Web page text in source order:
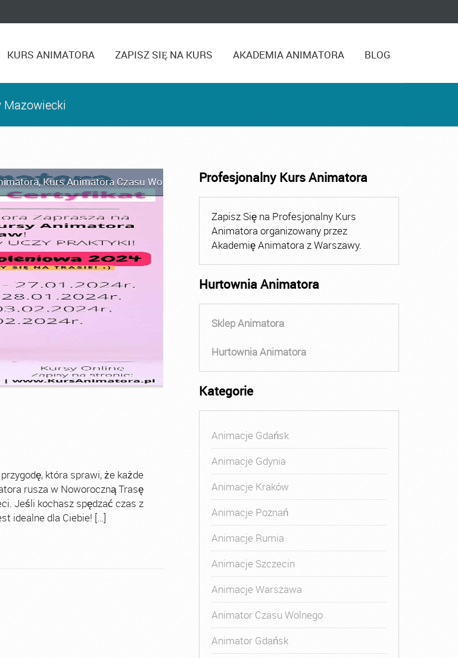
KURS ANIMATORA ZAPISZ SIĘ NA KURS AKADEMIA ANIMATORA BLOG
Mazowiecki
,Kurs Animatora Czasu Wolnego Kurs Animatora Czasu Wolnego Warszawa
która sprawi, że każde
rusza w Noworoczną Trasę
Jeśli kochasz spędzać czas z
idealne dla Ciebie! […]
Profesjonalny Kurs Animatora
Zapisz Się na Profesjonalny Kurs
Animatora organizowany przez
Akademię Animatora z Warszawy.
Hurtownia Animatora
Sklep Animatora
Hurtownia Animatora
Kategorie
Animacje Gdańsk
Animacje Gdynia
Animacje Kraków
Animacje Poznań
Animacje Rumia
Animacje Szczecin
Animacje Warszawa
Animator Czasu Wolnego
Animator Gdańsk